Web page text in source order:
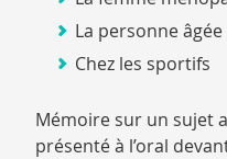
La personne âgée
Chez les sportifs
Mémoire sur un sujet
présenté à l’oral